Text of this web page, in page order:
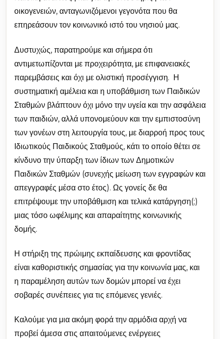
οικογενειών, ανταγωνιζόμενοι γεγονότα που θα
επηρεάσουν τον κοινωνικό ιστό του νησιού μας.
Δυστυχώς, παρατηρούμε και σήμερα ότι
αντιμετωπίζονται με προχειρότητα, με επιφανειακές
παρεμβάσεις και όχι με ολιστική προσέγγιση. Η
συστηματική αμέλεια και η υποβάθμιση των Παιδικών
Σταθμών βλάπτουν όχι μόνο την υγεία και την ασφάλεια
των παιδιών, αλλά υπονομεύουν και την εμπιστοσύνη
των γονέων στη λειτουργία τους, με διαρροή προς τους
Ιδιωτικούς Παιδικούς Σταθμούς, κάτι το οποίο θέτει σε
κίνδυνο την ύπαρξη των ίδιων των Δημοτικών
Παιδικών Σταθμών (συνεχής μείωση των εγγραφών και
απεγγραφές μέσα στο έτος). Ως γονείς δε θα
επιτρέψουμε την υποβάθμιση και τελικά κατάργηση(;)
μιας τόσο ωφέλιμης και απαραίτητης κοινωνικής
δομής.
Η στήριξη της πρώιμης εκπαίδευσης και φροντίδας
είναι καθοριστικής σημασίας για την κοινωνία μας, και
η παραμέληση αυτών των δομών μπορεί να έχει
σοβαρές συνέπειες για τις επόμενες γενιές.
Καλούμε για μια ακόμη φορά την αρμόδια αρχή να
προβεί άμεσα στις απαιτούμενες ενέργειες